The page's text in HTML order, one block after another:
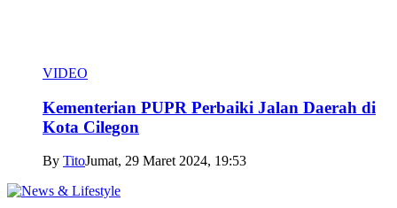
VIDEO
Kementerian PUPR Perbaiki Jalan Daerah di
Kota Cilegon
By TitoJumat, 29 Maret 2024, 19:53